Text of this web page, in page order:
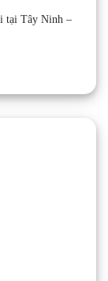
tại Tây Ninh –